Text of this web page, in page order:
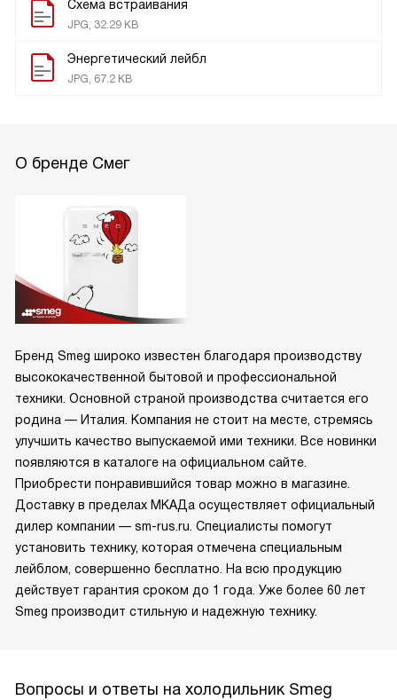
Схема встраивания
JPG, 32.29 KB
Энергетический лейбл
JPG, 67.2 KB
О бренде Смег
Бренд Smeg широко известен благодаря производству
высококачественной бытовой и профессиональной
техники. Основной страной производства считается его
родина — Италия. Компания не стоит на месте, стремясь
улучшить качество выпускаемой ими техники. Все новинки
появляются в каталоге на официальном сайте.
Приобрести понравившийся товар можно в магазине.
Доставку в пределах МКАДа осуществляет официальный
дилер компании — sm-rus.ru. Специалисты помогут
установить технику, которая отмечена специальным
лейблом, совершенно бесплатно. На всю продукцию
действует гарантия сроком до 1 года. Уже более 60 лет
Smeg производит стильную и надежную технику.
Вопросы и ответы на холодильник Smeg